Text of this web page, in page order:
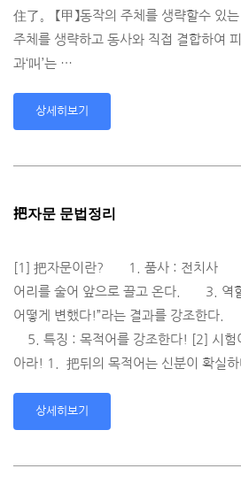
住了。 【甲】동작의 주체를 생략할수 있는
주체를 생략하고 동사와 직접 결합하여
과‘叫’는 …
상세히보기
把자문 문법정리
[1] 把자문이란? 1. 품사 : 전치사 2.
어리를 술어 앞으로 끌고 온다. 3. 역할
어떻게 변했다!”라는 결과를 강조한
5. 특징 : 목적어를 강조한다! [2] 시험
아라! 1. 把뒤의 목적어는 신분이 확실
상세히보기